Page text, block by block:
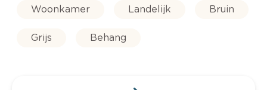
Woonkamer
Landelijk Bruin
Grijs Behang